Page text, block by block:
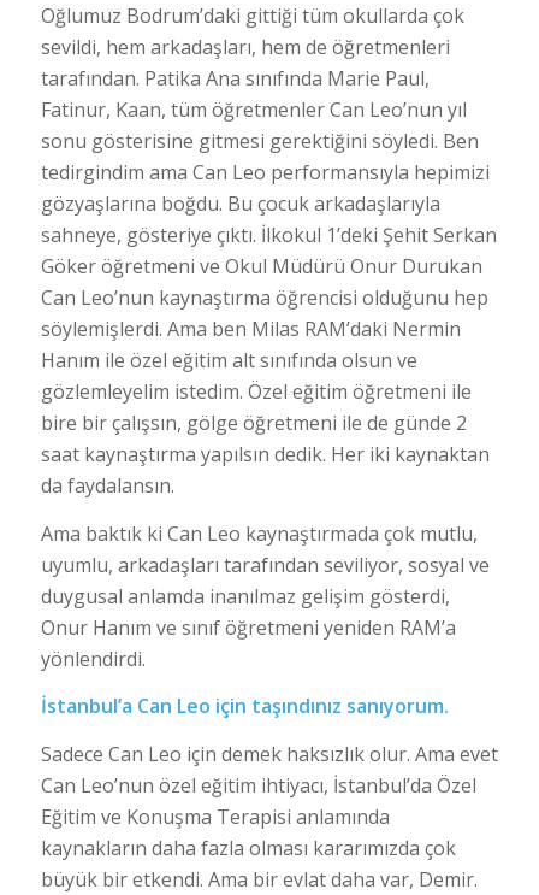
Oğlumuz Bodrum’daki gittiği tüm okullarda çok
sevildi, hem arkadaşları, hem de öğretmenleri
tarafından. Patika Ana sınıfında Marie Paul,
Fatinur, Kaan, tüm öğretmenler Can Leo’nun yıl
sonu gösterisine gitmesi gerektiğini söyledi. Ben
tedirgindim ama Can Leo performansıyla hepimizi
gözyaşlarına boğdu. Bu çocuk arkadaşlarıyla
sahneye, gösteriye çıktı. İlkokul 1’deki Şehit Serkan
Göker öğretmeni ve Okul Müdürü Onur Durukan
Can Leo’nun kaynaştırma öğrencisi olduğunu hep
söylemişlerdi. Ama ben Milas RAM’daki Nermin
Hanım ile özel eğitim alt sınıfında olsun ve
gözlemleyelim istedim. Özel eğitim öğretmeni ile
bire bir çalışsın, gölge öğretmeni ile de günde 2
saat kaynaştırma yapılsın dedik. Her iki kaynaktan
da faydalansın.
Ama baktık ki Can Leo kaynaştırmada çok mutlu,
uyumlu, arkadaşları tarafından seviliyor, sosyal ve
duygusal anlamda inanılmaz gelişim gösterdi,
Onur Hanım ve sınıf öğretmeni yeniden RAM’a
yönlendirdi.
İstanbul’a Can Leo için taşındınız sanıyorum.
Sadece Can Leo için demek haksızlık olur. Ama evet
Can Leo’nun özel eğitim ihtiyacı, İstanbul’da Özel
Eğitim ve Konuşma Terapisi anlamında
kaynakların daha fazla olması kararımızda çok
büyük bir etkendi. Ama bir evlat daha var, Demir.